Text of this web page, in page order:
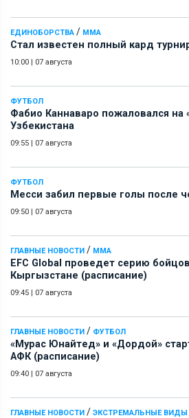
ЕДИНОБОРСТВА / ММА
Стал известен полный кард
10:00 | 07 августа
ФУТБОЛ
Фабио Каннаваро пожаловался на
Узбекистана
09:55 | 07 августа
ФУТБОЛ
Месси забил первые голы после
09:50 | 07 августа
ГЛАВНЫЕ НОВОСТИ / ММА
EFC Global проведет серию
Кыргызстане (расписание)
09:45 | 07 августа
ГЛАВНЫЕ НОВОСТИ / ФУТБОЛ
«Мурас Юнайтед» и «Дордой»
АФК (расписание)
09:40 | 07 августа
ГЛАВНЫЕ НОВОСТИ / ЭКСТРЕМАЛЬНЫЕ ВИДЫ